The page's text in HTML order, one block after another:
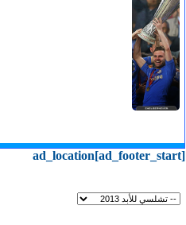
ad_location[ad_footer_start]